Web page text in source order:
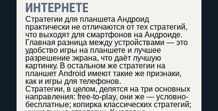
ИНТЕРНЕТЕ
Стратегии для планшета Андроид
практически не отличаются от тех стратегий,
что выходят для смартфонов на Андроиде.
Главная разница между устройствами — это
удобство игры на планшете и лучшее
разрешение экрана, что даёт лучшую
картинку. В остальном же стратегии на
планшет Android имеют такие же признаки,
как и игры для телефонов.
Стратегии, в целом, делятся на три основных
направления: free-to-play, они же — условно-
бесплатные; копирка классических стратегий;